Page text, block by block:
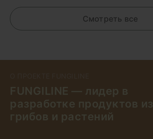
Смотреть все
FUNGILINE — лидер в
разработке продуктов из
грибов и растений